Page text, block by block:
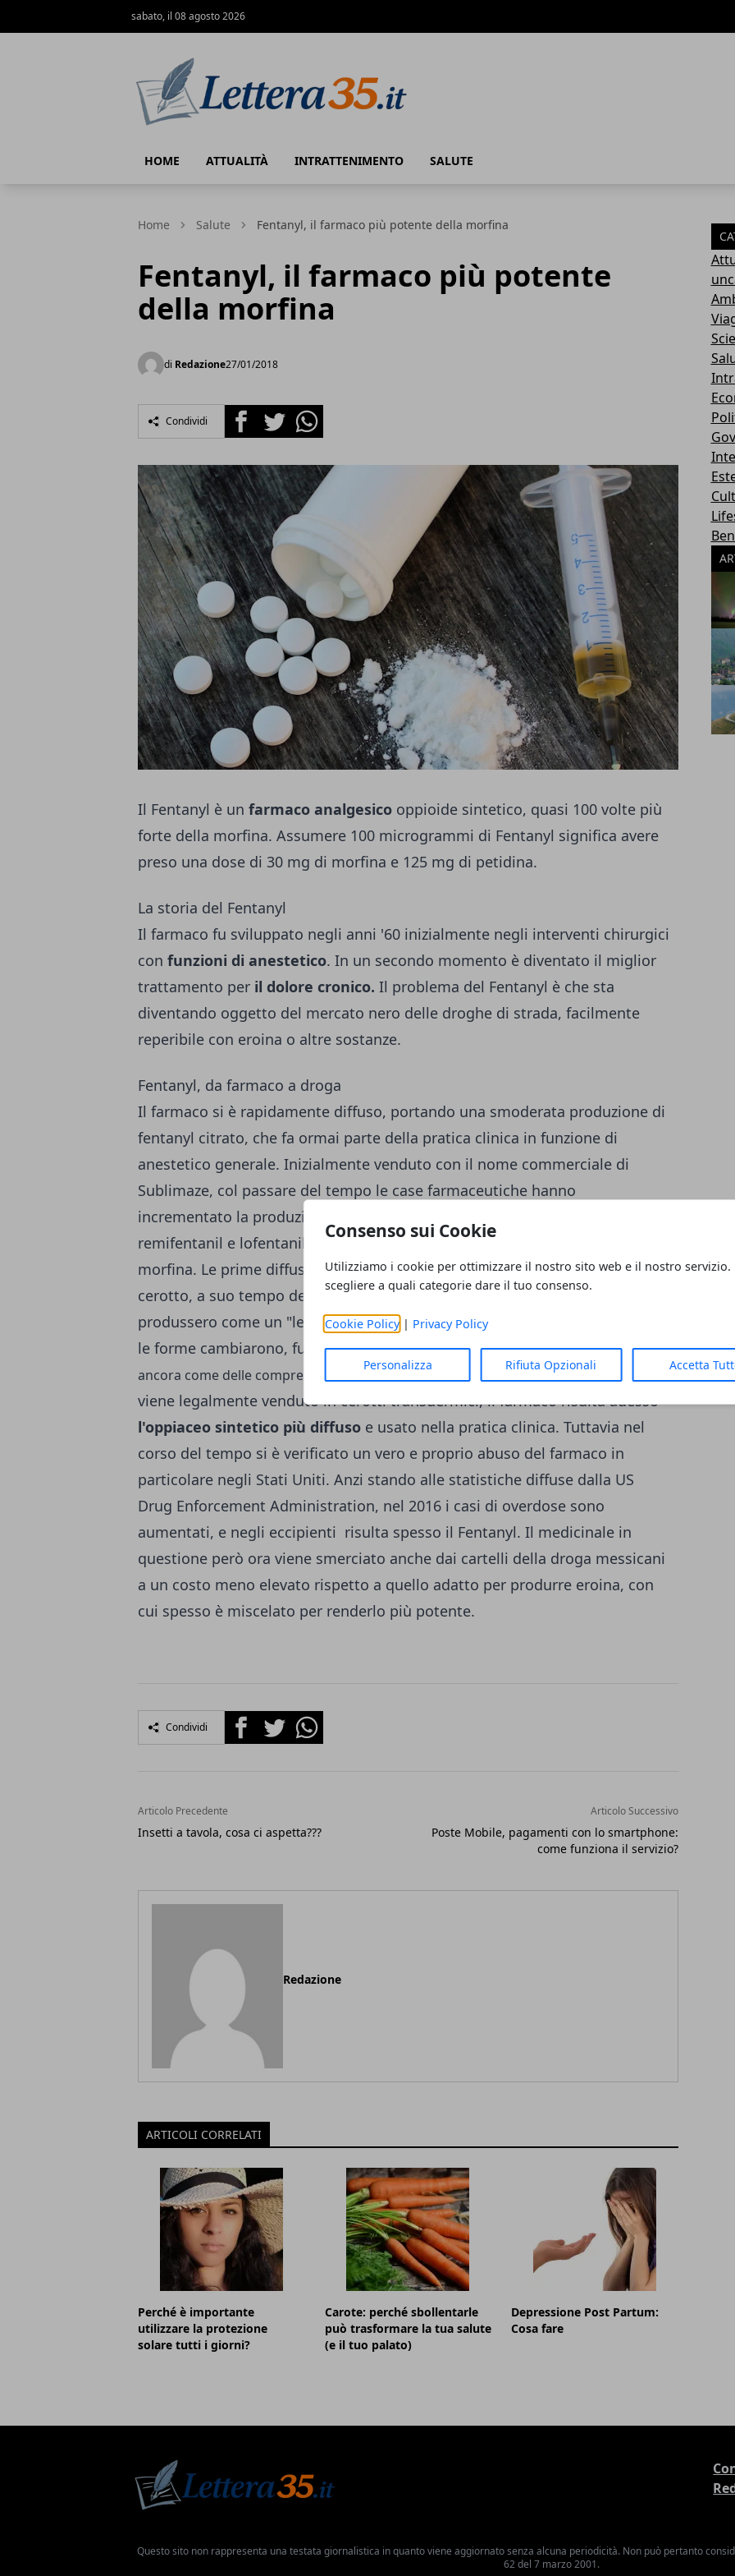
Consenso sui Cookie
Utilizziamo i cookie per ottimizzare il nostro sito web e il nostro servizio.
scegliere a quali categorie dare il tuo consenso.
Cookie Policy| Privacy Policy
Personalizza Rifiuta Opzionali Accetta
sabato, il 08 agosto 2026
HOME ATTUALITÀ INTRATTENIMENTO SALUTE
Home Salute Fentanyl, il farmaco più potente della morfina
Fentanyl, il farmaco più potente
della morfina
di Redazione27/01/2018
Condividi FacebookTwitterWhatsapp
Il Fentanyl è un farmaco analgesico oppioide sintetico, quasi 100 volte più
forte della morfina. Assumere 100 microgrammi di Fentanyl significa avere
preso una dose di 30 mg di morfina e 125 mg di petidina.
La storia del Fentanyl
Il farmaco fu sviluppato negli anni '60 inizialmente negli interventi chirurgici
con funzioni di anestetico. In un secondo momento è diventato il miglior
trattamento per il dolore cronico. Il problema del Fentanyl è che sta
diventando oggetto del mercato nero delle droghe di strada, facilmente
reperibile con eroina o altre sostanze.
Fentanyl, da farmaco a droga
Il farmaco si è rapidamente diffuso, portando una smoderata produzione di
fentanyl citrato, che fa ormai parte della pratica clinica in funzione di
anestetico generale. Inizialmente venduto con il nome commerciale di
Sublimaze, col passare del tempo le case farmaceutiche hanno
incrementato la produzione del medicinale con altri nomi, quali alfentanil,
remifentanil e lofentanil. Tutti farmaci che superano di 10 mila volte la
morfina. Le prime diffusioni del farmaco, sono state sotto forma di
cerotto, a suo tempo detto Durogesic. Poi ci furono aziende che lo
produssero come un "lecca-lecca", sempre a base dell'oppiaceo. Lentamente
le forme cambiarono, fu ideata una formula oromucosaledetta Actiq, e poi
ancora come delle compresse orosolubili chiamate Fentora.Grazie al fatto che
viene legalmente venduto in cerotti transdermici, il farmaco risulta adesso
l'oppiaceo sintetico più diffuso e usato nella pratica clinica. Tuttavia nel
corso del tempo si è verificato un vero e proprio abuso del farmaco in
particolare negli Stati Uniti. Anzi stando alle statistiche diffuse dalla US
Drug Enforcement Administration, nel 2016 i casi di overdose sono
aumentati, e negli eccipienti risulta spesso il Fentanyl. Il medicinale in
questione però ora viene smerciato anche dai cartelli della droga messicani
a un costo meno elevato rispetto a quello adatto per produrre eroina, con
cui spesso è miscelato per renderlo più potente.
Condividi FacebookTwitterWhatsapp
Articolo Precedente
Insetti a tavola, cosa ci aspetta???
Articolo Successivo
Poste Mobile, pagamenti con lo smartphone:
come funziona il servizio?
Redazione
ARTICOLI CORRELATI
Perché è importante
utilizzare la protezione
solare tutti i giorni?
Carote: perché sbollentarle
può trasformare la tua salute
(e il tuo palato)
Depressione Post Partum:
Cosa fare
Questo sito non rappresenta una testata giornalistica in quanto viene aggiornato senza alcuna periodicità. Non può pertanto
62 del 7 marzo 2001.